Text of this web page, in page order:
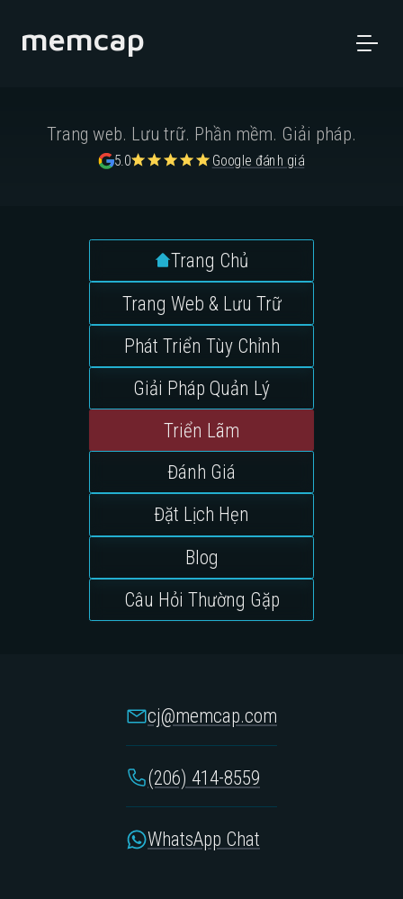
memcap
Trang web. Lưu trữ. Phần mềm. Giải pháp.
5.0 Google đánh giá
Trang Chủ
Trang Web & Lưu Trữ
Phát Triển Tùy Chỉnh
Giải Pháp Quản Lý
Triển Lãm
Đánh Giá
Đặt Lịch Hẹn
Blog
Câu Hỏi Thường Gặp
cj@memcap.com
(206) 414-8559
WhatsApp Chat